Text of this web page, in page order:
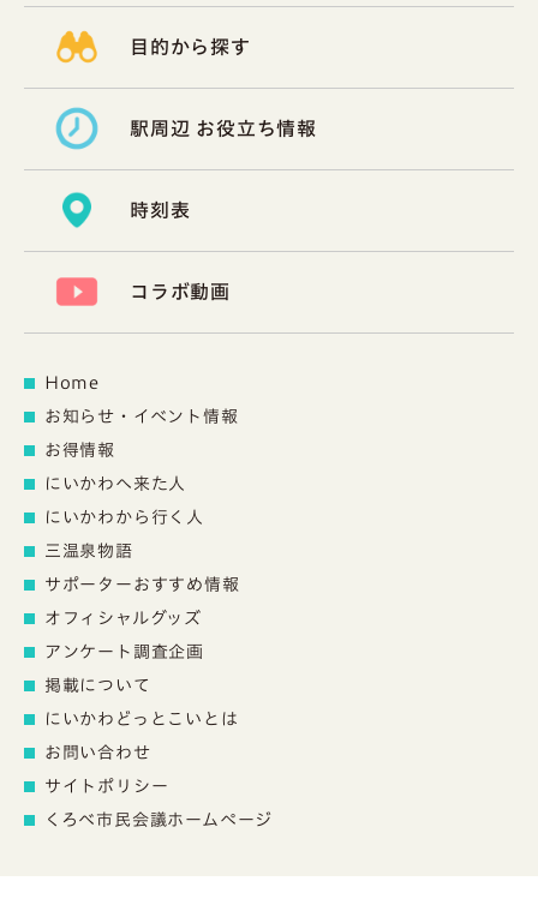
目的から探す
駅周辺 お役立ち情報
時刻表
コラボ動画
Home
お知らせ・イベント情報
お得情報
にいかわへ来た人
にいかわから行く人
三温泉物語
サポーターおすすめ情報
オフィシャルグッズ
アンケート調査企画
掲載について
にいかわどっとこいとは
お問い合わせ
サイトポリシー
くろべ市民会議ホームページ